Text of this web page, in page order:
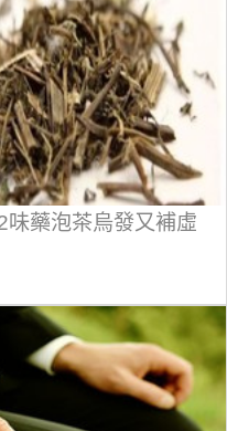
味藥泡茶烏發又補虛